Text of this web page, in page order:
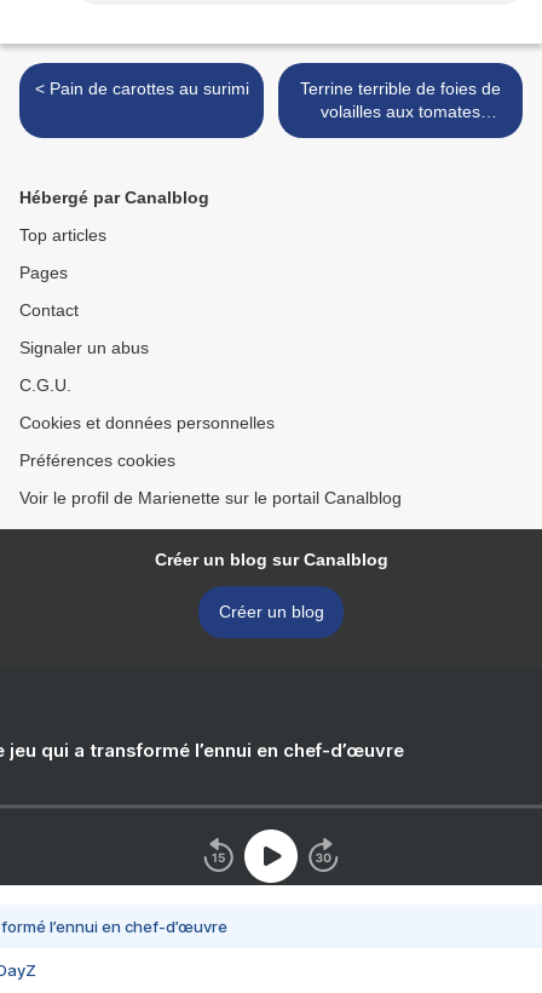
< Pain de carottes au surimi
Terrine terrible de foies de
volailles aux tomates
confites et origan >
Hébergé par Canalblog
Top articles
Pages
Contact
Signaler un abus
C.G.U.
Cookies et données personnelles
Préférences cookies
Voir le profil de Marienette sur le portail Canalblog
Créer un blog sur Canalblog
Créer un blog
jeu qui a transformé l’ennui en chef-d’œuvre
l’ennui en chef-d’œuvre